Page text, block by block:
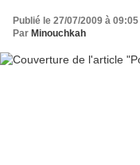
Publié le 27/07/2009 à 09:05
Par Minouchkah